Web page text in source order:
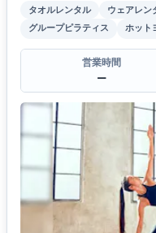
タオルレンタル ウェアレン
グループピラティス
ホット
営業時間
ー